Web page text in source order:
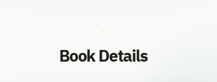
Book Details